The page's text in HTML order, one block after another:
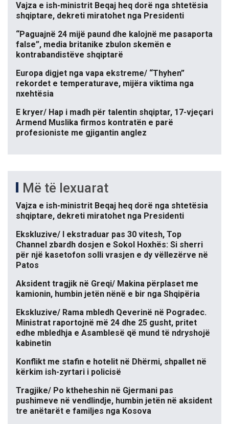
Vajza e ish-ministrit Beqaj heq dorë nga shtetësia
shqiptare, dekreti miratohet nga Presidenti
“Paguajnë 24 mijë paund dhe kalojnë me pasaporta
false”, media britanike zbulon skemën e
kontrabandistëve shqiptarë
Europa digjet nga vapa ekstreme/ “Thyhen”
rekordet e temperaturave, mijëra viktima nga
nxehtësia
E kryer/ Hap i madh për talentin shqiptar, 17-vjeçari
Armend Muslika firmos kontratën e parë
profesioniste me gjigantin anglez
Më të lexuarat
Vajza e ish-ministrit Beqaj heq dorë nga shtetësia
shqiptare, dekreti miratohet nga Presidenti
Ekskluzive/ I ekstraduar pas 30 vitesh, Top
Channel zbardh dosjen e Sokol Hoxhës: Si sherri
për një kasetofon solli vrasjen e dy vëllezërve në
Patos
Aksident tragjik në Greqi/ Makina përplaset me
kamionin, humbin jetën nënë e bir nga Shqipëria
Ekskluzive/ Rama mbledh Qeverinë në Pogradec.
Ministrat raportojnë më 24 dhe 25 gusht, pritet
edhe mbledhja e Asamblesë që mund të ndryshojë
kabinetin
Konflikt me stafin e hotelit në Dhërmi, shpallet në
kërkim ish-zyrtari i policisë
Tragjike/ Po ktheheshin në Gjermani pas
pushimeve në vendlindje, humbin jetën në aksident
tre anëtarët e familjes nga Kosova